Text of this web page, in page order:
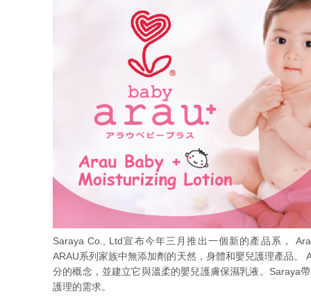
Saraya Co., Ltd宣布今年三月推出一個新的產品系，
ARAU系列家族中無添加劑的天然，身體和嬰兒護理產品。
分的概念，並建立它與溫柔的嬰兒護膚保濕乳液。Saraya
護理的需求。